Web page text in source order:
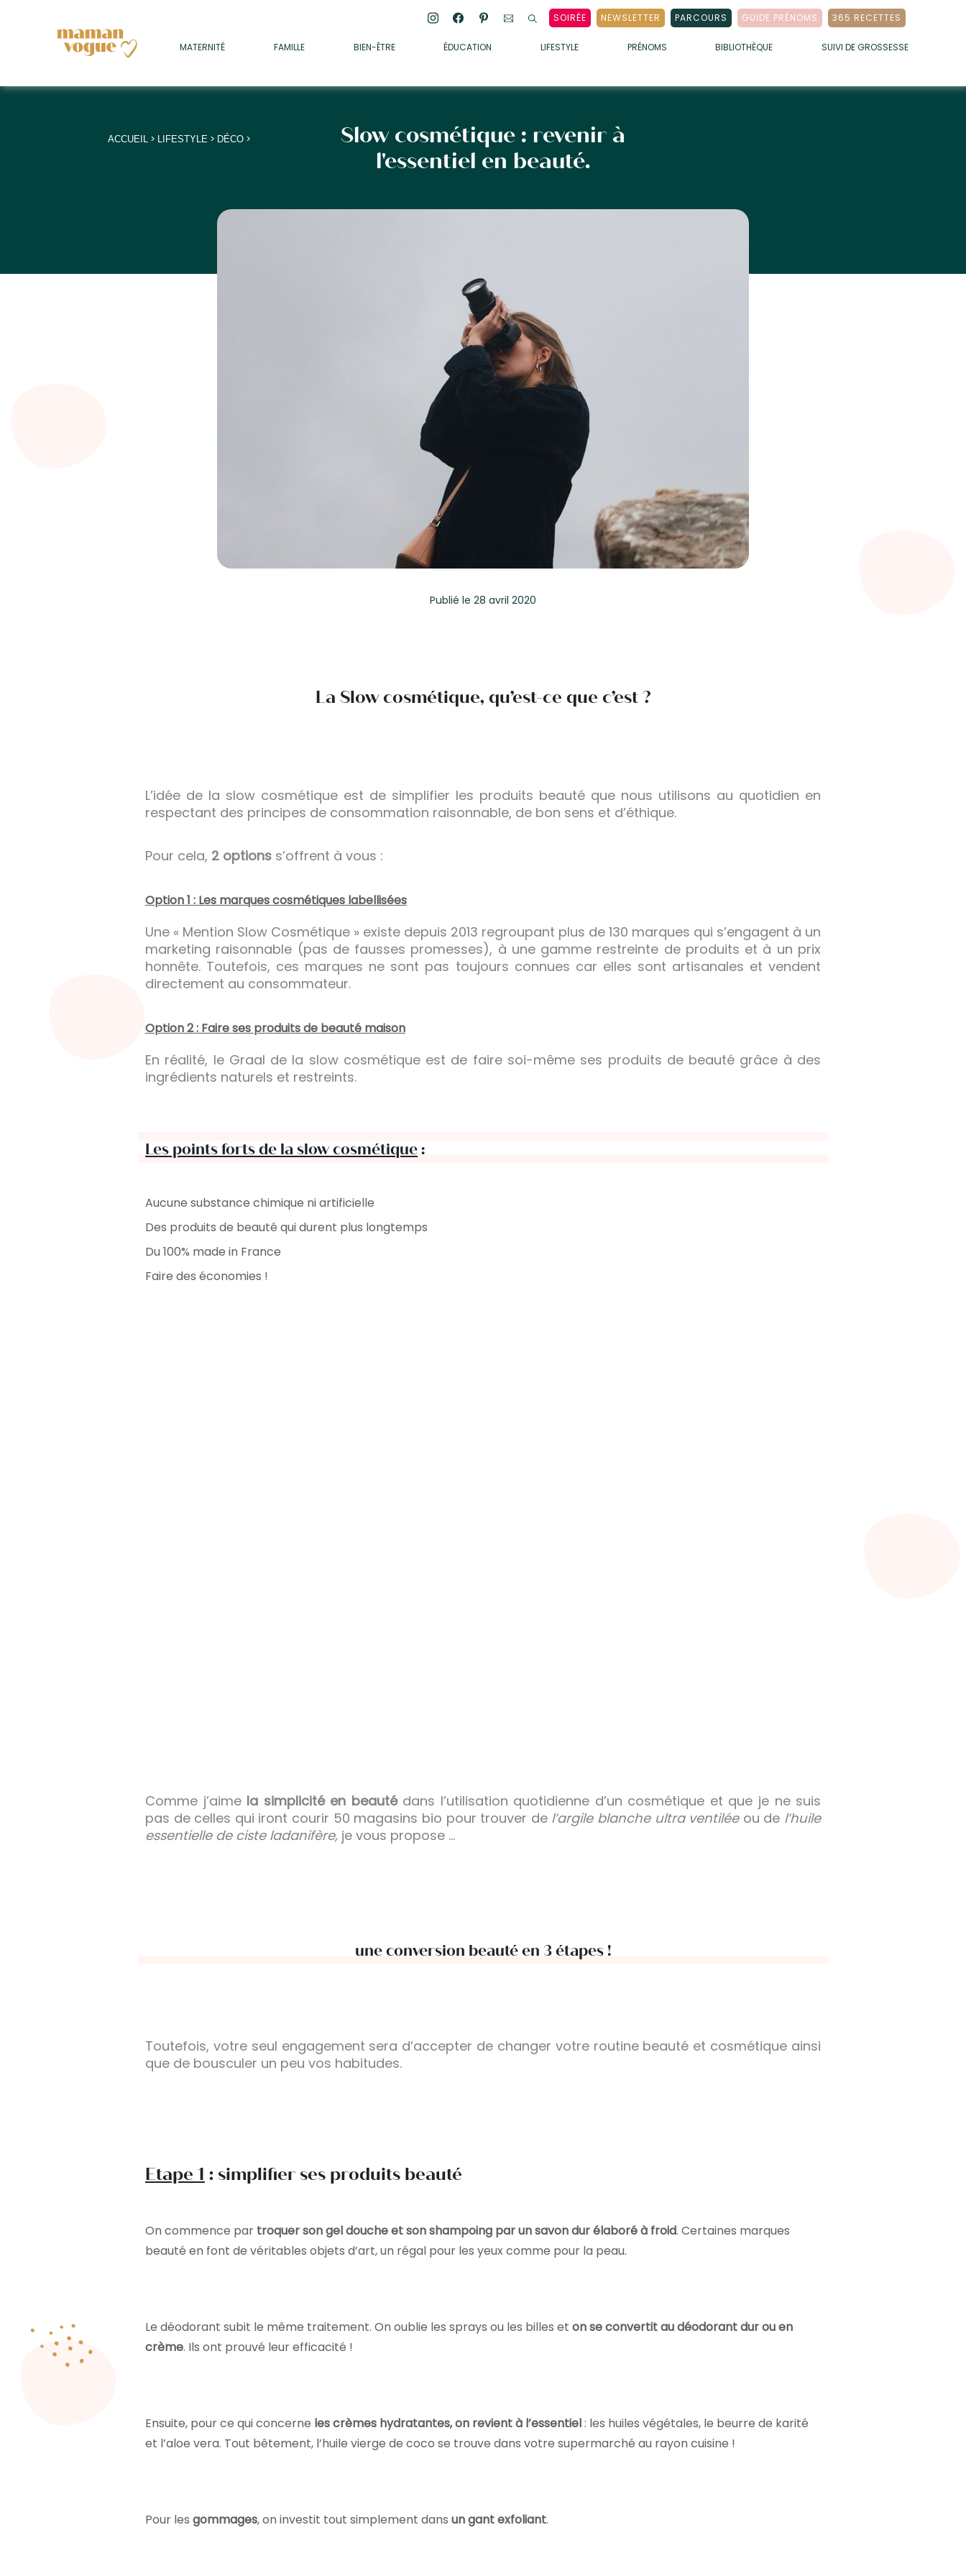
SOIRÉE NEWSLETTER PARCOURS GUIDE PRÉNOMS 365 RECETTES
MATERNITÉ FAMILLE BIEN-ÊTRE ÉDUCATION LIFESTYLE PRÉNOMS BIBLIOTHÈQUE SUIVI DE GROSSESSE
• MÉDECINE DOUCE
• SOMMEIL
• MÉDECINE DOUCE
• SOINS
+
+
ACCUEIL> LIFESTYLE> DÉCO>
Slow cosmétique : revenir à
l'essentiel en beauté.
Publié le 28 avril 2020
La Slow cosmétique, qu’est-ce que c’est ?
L’idée de la slow cosmétique est de simplifier les produits beauté que nous utilisons au quotidien en
respectant des principes de consommation raisonnable, de bon sens et d’éthique.
Pour cela, 2 options s’offrent à vous :
Option 1 : Les marques cosmétiques labellisées
Une « Mention Slow Cosmétique » existe depuis 2013 regroupant plus de 130 marques qui s’engagent à un
marketing raisonnable (pas de fausses promesses), à une gamme restreinte de produits et à un prix
honnête. Toutefois, ces marques ne sont pas toujours connues car elles sont artisanales et vendent
directement au consommateur.
Option 2 : Faire ses produits de beauté maison
En réalité, le Graal de la slow cosmétique est de faire soi-même ses produits de beauté grâce à des
ingrédients naturels et restreints.
Les points forts de la slow cosmétique:
Aucune substance chimique ni artificielle
Des produits de beauté qui durent plus longtemps
Du 100% made in France
Faire des économies !
Comme j’aime la simplicité en beautédans l’utilisation quotidienne d’un cosmétique et que je ne suis
pas de celles qui iront courir 50 magasins bio pour trouver de l’argile blanche ultra ventiléeou de l’huile
essentielle de ciste ladanifère, je vous propose …
une conversion beauté en 3 étapes !
Toutefois, votre seul engagement sera d’accepter de changer votre routine beauté et cosmétique ainsi
que de bousculer un peu vos habitudes.
Etape 1 : simplifier ses produits beauté
On commence par troquer son gel douche et son shampoing par un savon dur élaboré à froid. Certaines marques
beauté en font de véritables objets d’art, un régal pour les yeux comme pour la peau.
Le déodorant subit le même traitement. On oublie les sprays ou les billes et on se convertit au déodorant dur ou en
crème. Ils ont prouvé leur efficacité !
Ensuite, pour ce qui concerne les crèmes hydratantes, on revient à l’essentiel: les huiles végétales, le beurre de karité
et l’aloe vera. Tout bêtement, l’huile vierge de coco se trouve dans votre supermarché au rayon cuisine !
Pour les gommages, on investit tout simplement dans un gant exfoliant.